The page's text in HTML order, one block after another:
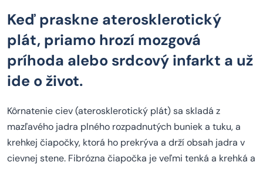
Keď praskne aterosklerotický
plát, priamo hrozí mozgová
príhoda alebo srdcový infarkt a už
ide o život.
Kôrnatenie ciev (aterosklerotický plát) sa skladá z
mazľavého jadra plného rozpadnutých buniek a tuku, a
krehkej čiapočky, ktorá ho prekrýva a drží obsah jadra v
cievnej stene. Fibrózna čiapočka je veľmi tenká a krehká a